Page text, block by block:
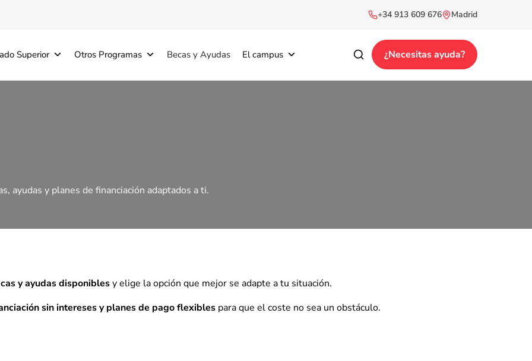
+34 913 609 676 Madrid
Superior Otros Programas Becas y Ayudas El campus Buscar ¿Necesitas ayuda?
ayudas y planes de financiación adaptados a ti.
y ayudas disponiblesy elige la opción que mejor se adapte a tu situación.
sin intereses y planes de pago flexibles para que el coste no sea un obstáculo.